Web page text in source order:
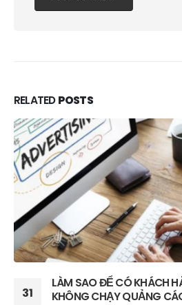
RELATEDPOSTS
31
LÀM SAO ĐỂ CÓ KHÁCH
KHÔNG CHẠY QUẢNG